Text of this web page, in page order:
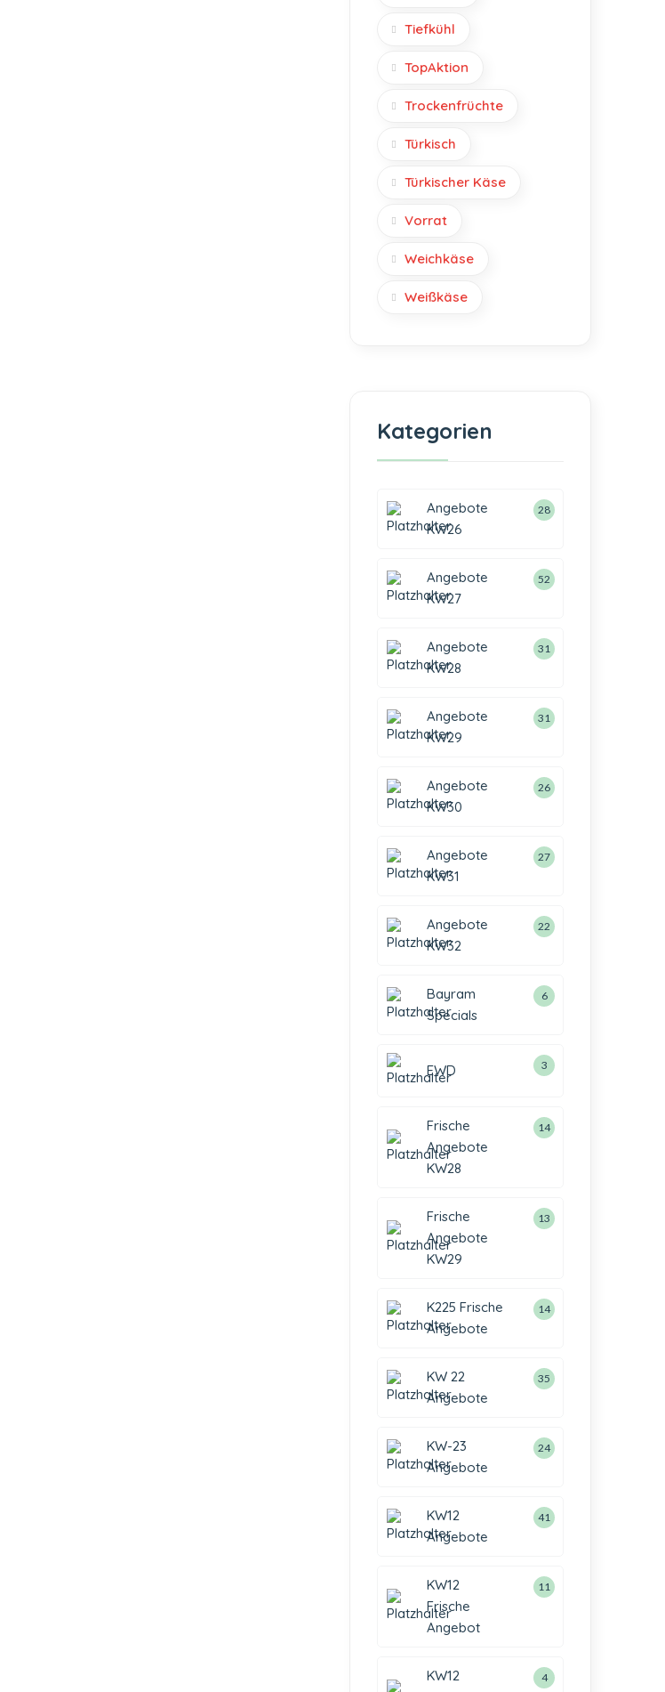
Tiefkühl
TopAktion
Trockenfrüchte
Türkisch
Türkischer Käse
Vorrat
Weichkäse
Weißkäse
Kategorien
Angebote
KW26
28
Angebote
KW27
52
Angebote
KW28
31
Angebote
KW29
31
Angebote
KW30
26
Angebote
KW31
27
Angebote
KW32
22
Bayram
Specials
6
EWD 3
Frische
Angebote
KW28
14
Frische
Angebote
KW29
13
K225 Frische
Angebote
14
KW 22
Angebote
35
KW-23
Angebote
24
KW12
Angebote
41
KW12
Frische
Angebot
11
KW12
4